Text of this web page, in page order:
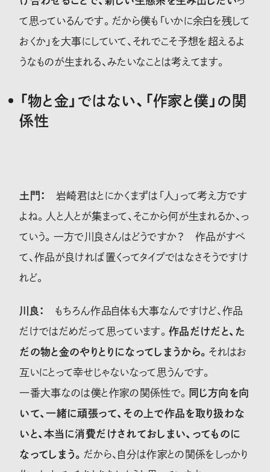
て思っているんです。だから僕も「いかに余白を残して
おくか」を大事にしていて、それでこそ予想を超えるよ
うなものが生まれる、みたいなことは考えてます。
「物と金」ではない、「作家と僕」の関
係性
土門： 岩崎君はとにかくまずは「人」って考え方です
よね。人と人とが集まって、そこから何が生まれるか、っ
ていう。一方で川良さんはどうですか？ 作品がすべ
て、作品が良ければ置くってタイプではなさそうですけ
れど。
川良： もちろん作品自体も大事なんですけど、作品
だけではだめだって思っています。 作品だけだと、た
だの物と金のやりとりになってしまうから。 それはお
互いにとって幸せじゃないなって思うんです。
一番大事なのは僕と作家の関係性で。 同じ方向を向
いて、一緒に頑張って、その上で作品を取り扱わな
いと、本当に消費だけされておしまい、ってものに
なってしまう。 だから、自分は作家との関係をしっかり